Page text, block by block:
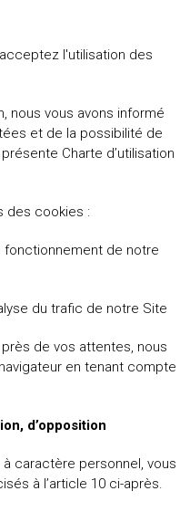
l'utilisation des
nous vous avons informé
et de la possibilité de
Charte d’utilisation
des cookies :
de notre
du trafic de notre Site
de vos attentes, nous
en tenant compte
d’opposition
caractère personnel, vous
à l’article 10 ci-après.